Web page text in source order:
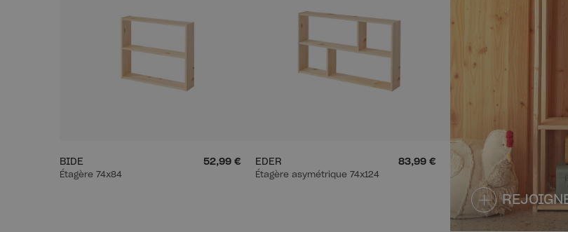
BIDE
Étagère 74x84
52,99 € EDER
Étagère asymétrique 74x124
83,99 €